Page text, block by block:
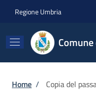
Regione Umbria
Briciole di
Home / Copia del